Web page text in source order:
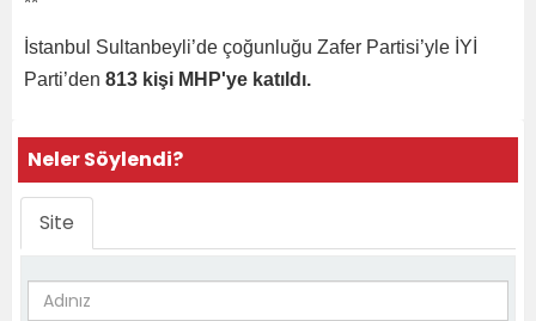
İstanbul Sultanbeyli’de çoğunluğu Zafer Partisi’yle İYİ
Parti’den 813 kişi MHP'ye katıldı.
Neler Söylendi?
Site